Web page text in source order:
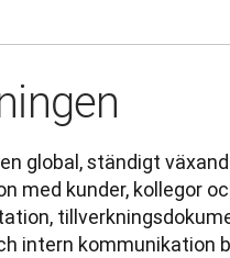
global, ständigt
med kunder, kollegor
intern kommunikation